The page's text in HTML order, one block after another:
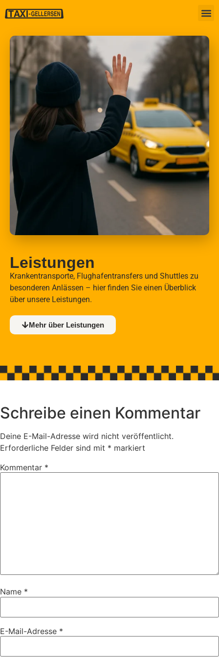
Leistungen
Krankentransporte, Flughafentransfers und Shuttles zu
besonderen Anlässen – hier finden Sie einen Überblick
über unsere Leistungen.
Mehr über Leistungen
Schreibe einen Kommentar
Deine E-Mail-Adresse wird nicht veröffentlicht.
Erforderliche Felder sind mit * markiert
Kommentar *
Name *
E-Mail-Adresse *